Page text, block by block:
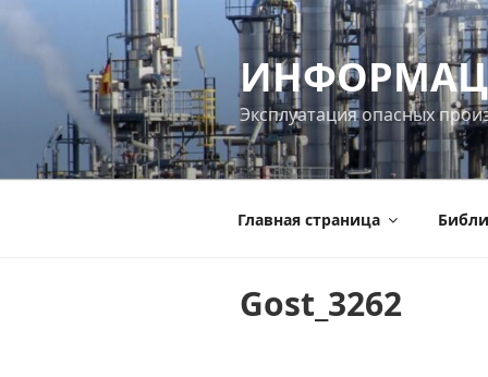
содержимому
Эксплуатация опасных
Главная страница
Gost_3262